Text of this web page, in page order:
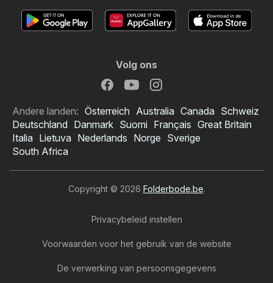
Volg ons
Andere landen: Österreich Australia Canada Schweiz
Deutschland Danmark Suomi Français Great Britain
Italia Lietuva Nederlands Norge Sverige
South Africa
Copyright © 2026 Folderbode.be.
Privacybeleid instellen
Voorwaarden voor het gebruik van de website
De verwerking van persoonsgegevens